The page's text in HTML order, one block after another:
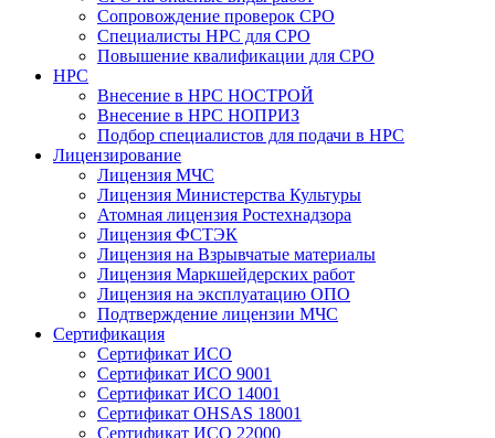
Сопровождение проверок СРО
Специалисты НРС для СРО
Повышение квалификации для СРО
НРС
Внесение в НРС НОСТРОЙ
Внесение в НРС НОПРИЗ
Подбор специалистов для подачи в НРС
Лицензирование
Лицензия МЧС
Лицензия Министерства Культуры
Атомная лицензия Ростехнадзора
Лицензия ФСТЭК
Лицензия на Взрывчатые материалы
Лицензия Маркшейдерских работ
Лицензия на эксплуатацию ОПО
Подтверждение лицензии МЧС
Сертификация
Сертификат ИСО
Сертификат ИСО 9001
Сертификат ИСО 14001
Сертификат OHSAS 18001
Сертификат ИСО 22000